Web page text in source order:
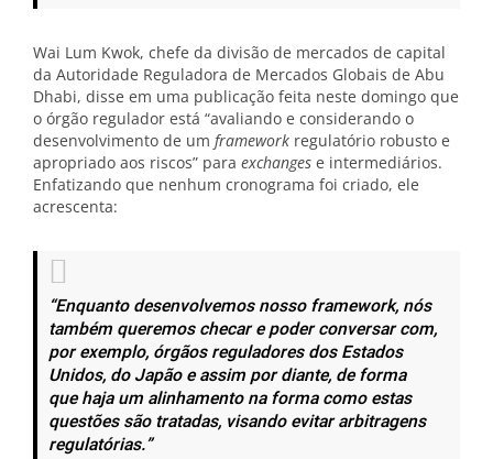
Wai Lum Kwok, chefe da divisão de mercados de capital
da Autoridade Reguladora de Mercados Globais de Abu
Dhabi, disse em uma publicação feita neste domingo que
o órgão regulador está “avaliando e considerando o
desenvolvimento de um framework regulatório robusto e
apropriado aos riscos” para exchanges e intermediários.
Enfatizando que nenhum cronograma foi criado, ele
acrescenta:
“Enquanto desenvolvemos nosso framework, nós
também queremos checar e poder conversar com,
por exemplo, órgãos reguladores dos Estados
Unidos, do Japão e assim por diante, de forma
que haja um alinhamento na forma como estas
questões são tratadas, visando evitar arbitragens
regulatórias.”